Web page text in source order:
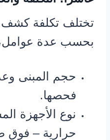
تختلف تكلفة كشف
بحسب عدة عوامل،
حجم المبنى
فحصها.
نوع الأجهزة
حرارية – فوق